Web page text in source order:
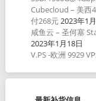
Cubecloud – 美西
付268元2023年1
咸鱼云 – 圣何塞
2023年1月18日
V.PS -欧洲 9929